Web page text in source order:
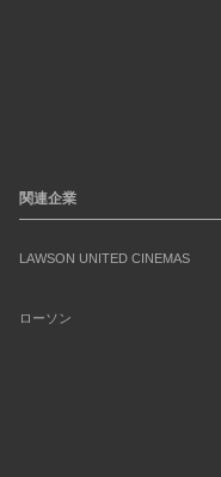
関連企業
LAWSON UNITED CINEMAS
ローソン